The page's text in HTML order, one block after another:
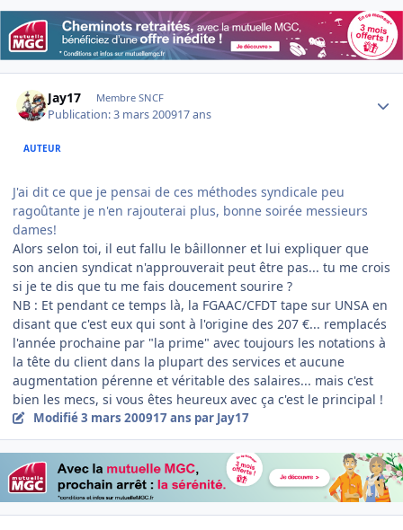
Jay17 Membre SNCF
Publication:3 mars 200917 ans
AUTEUR
J'ai dit ce que je pensai de ces méthodes syndicale peu
ragoûtante je n'en rajouterai plus, bonne soirée messieurs
dames!
Alors selon toi, il eut fallu le bâillonner et lui expliquer que
son ancien syndicat n'approuverait peut être pas... tu me crois
si je te dis que tu me fais doucement sourire ?
NB : Et pendant ce temps là, la FGAAC/CFDT tape sur UNSA en
disant que c'est eux qui sont à l'origine des 207 €... remplacés
l'année prochaine par "la prime" avec toujours les notations à
la tête du client dans la plupart des services et aucune
augmentation pérenne et véritable des salaires... mais c'est
bien les mecs, si vous êtes heureux avec ça c'est le principal !
Modifié3 mars 200917 ans par Jay17